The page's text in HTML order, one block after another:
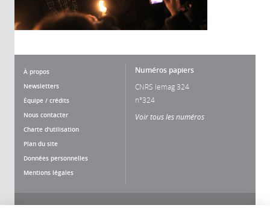
À propos
Newsletters
Équipe / crédits
Nous contacter
Charte d'utilisation
Plan du site
Données personnelles
Mentions légales
Numéros papiers
CNRS lemag 324
n°324
Voir tous les numéros